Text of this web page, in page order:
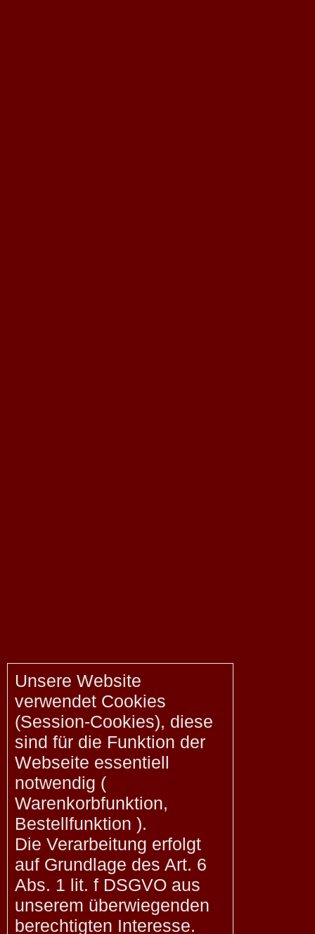
Unsere Website
verwendet Cookies
(Session-Cookies), diese
sind für die Funktion der
Webseite essentiell
notwendig (
Warenkorbfunktion,
Bestellfunktion ).
Die Verarbeitung erfolgt
auf Grundlage des Art. 6
Abs. 1 lit. f DSGVO aus
unserem überwiegenden
berechtigten Interesse.